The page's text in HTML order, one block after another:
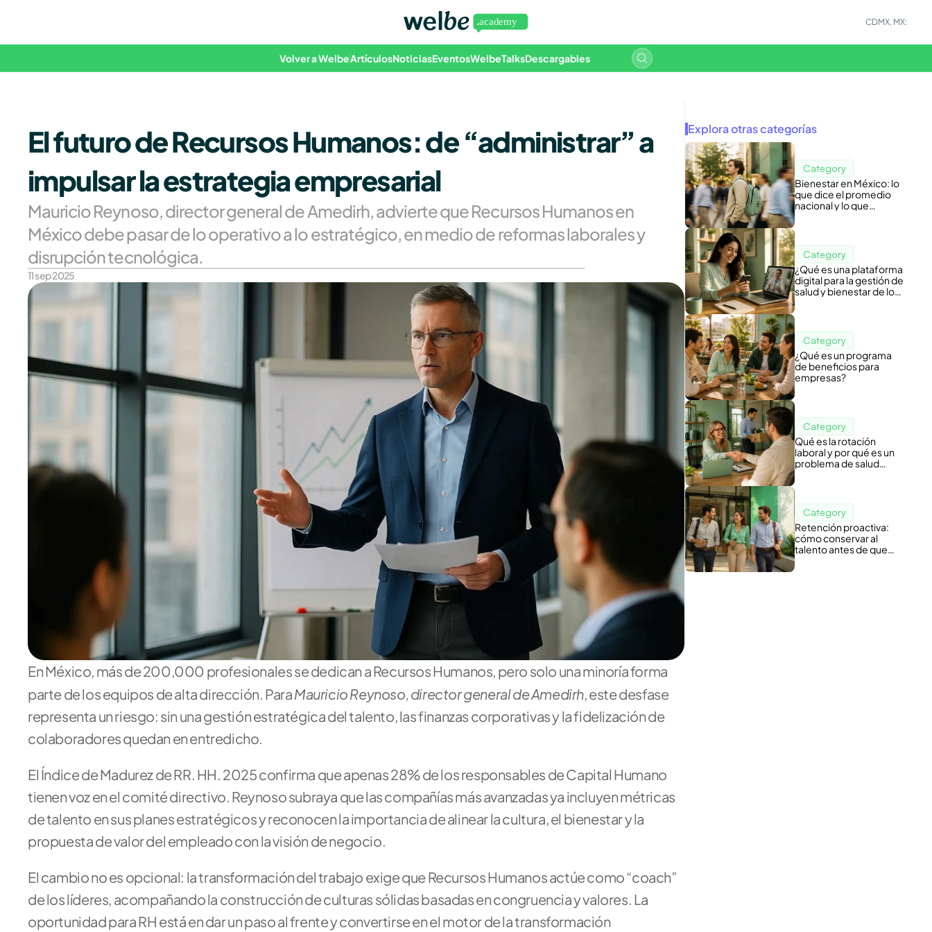
CDMX, MX:
Volver a WelbeArtículosNoticiasEventosWelbeTalksDescargables
El futuro de Recursos Humanos: de “administrar” a
impulsar la estrategia empresarial
Mauricio Reynoso, director general de Amedirh, advierte que Recursos Humanos en
México debe pasar de lo operativo a lo estratégico, en medio de reformas laborales y
disrupción tecnológica.
11 sep 2025
En México, más de 200,000 profesionales se dedican a Recursos Humanos, pero solo una minoría forma
parte de los equipos de alta dirección. Para Mauricio Reynoso, director general de Amedirh, este desfase
representa un riesgo: sin una gestión estratégica del talento, las finanzas corporativas y la fidelización de
colaboradores quedan en entredicho.
El Índice de Madurez de RR. HH. 2025 confirma que apenas 28% de los responsables de Capital Humano
tienen voz en el comité directivo. Reynoso subraya que las compañías más avanzadas ya incluyen métricas
de talento en sus planes estratégicos y reconocen la importancia de alinear la cultura, el bienestar y la
propuesta de valor del empleado con la visión de negocio.
El cambio no es opcional: la transformación del trabajo exige que Recursos Humanos actúe como “coach”
de los líderes, acompañando la construcción de culturas sólidas basadas en congruencia y valores. La
oportunidad para RH está en dar un paso al frente y convertirse en el motor de la transformación
Explora otras categorías
Category
Bienestar en México: lo
que dice el promedio
nacional y lo que
Category
¿Qué es una plataforma
digital para la gestión de
salud y bienestar de los
Category
¿Qué es un programa
de beneficios para
empresas?
Category
Qué es la rotación
laboral y por qué es un
problema de salud
Category
Retención proactiva:
cómo conservar al
talento antes de que